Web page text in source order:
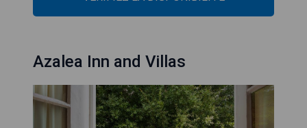
Azalea Inn and Villas